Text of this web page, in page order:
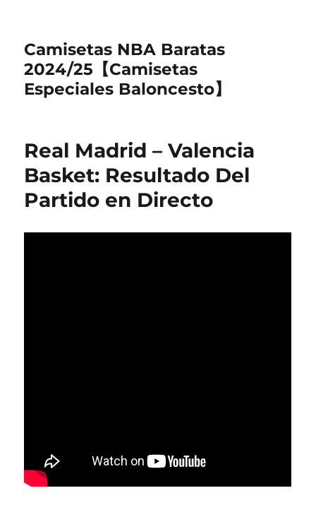
Camisetas NBA Baratas
2024/25【Camisetas
Especiales Baloncesto】
Real Madrid – Valencia
Basket: Resultado Del
Partido en Directo